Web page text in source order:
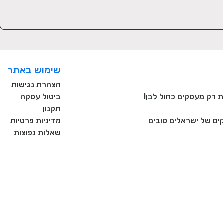
של ישראלים טובים
שימוש באתר
הצהרת נגישות
ביטול עסקה
תקנון
מדיניות פרטיות
שאלות נפוצות